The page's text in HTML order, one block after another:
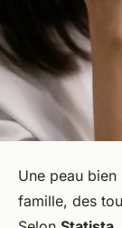
Une peau
famille, des